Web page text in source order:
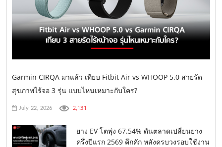
Garmin CIRQA มาแล้ว เทียบ Fitbit Air vs WHOOP 5.0 สายรัด
สุขภาพไร้จอ 3 รุ่น แบบไหนเหมาะกับใคร?
July 22, 2026 2,131
ยาง EV โตพุ่ง 67.54% ดันตลาดเปลี่ยนยาง
ครึ่งปีแรก 2569 คึกคัก หลังครบวงรอบใช้งาน